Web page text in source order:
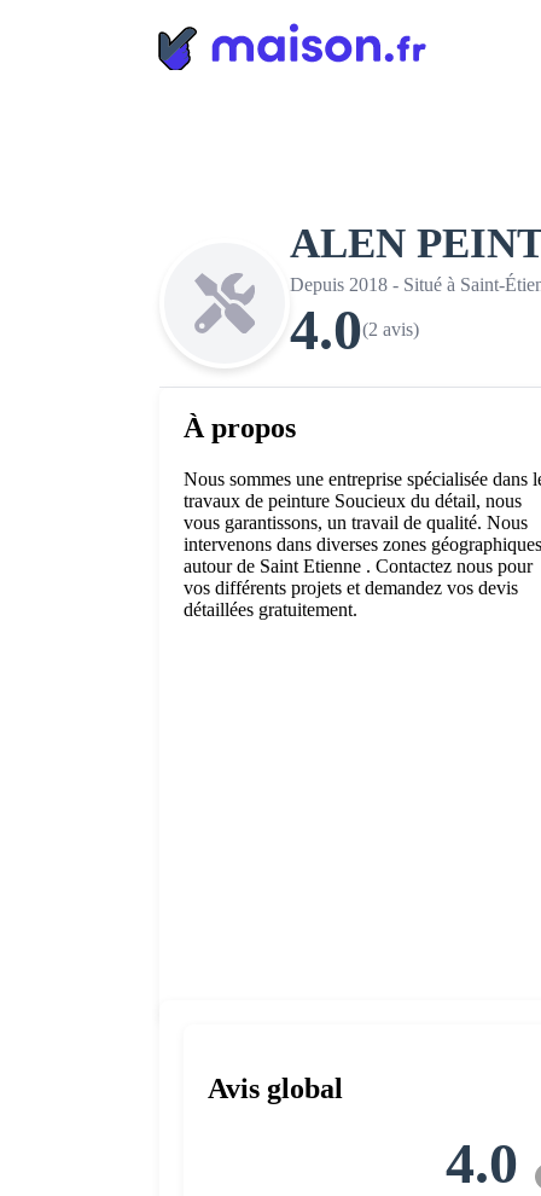
ALEN
Depuis 2018 - Situé à Saint-
4.0(2 avis)
À propos
Nous sommes une entreprise spécialisée dans
travaux de peinture Soucieux du détail, nous
vous garantissons, un travail de qualité. Nous
intervenons dans diverses zones géographiques
autour de Saint Etienne . Contactez nous pour
vos différents projets et demandez vos devis
détaillées gratuitement.
Avis global
4.0